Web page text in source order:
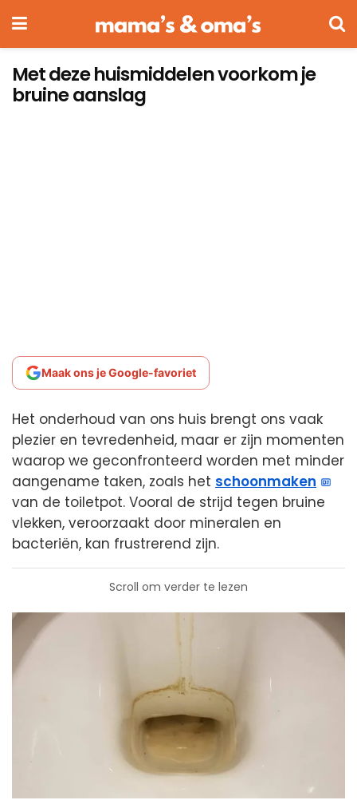
Met deze huismiddelen voorkom je
bruine aanslag
Maak ons je Google-favoriet
Het onderhoud van ons huis brengt ons vaak
plezier en tevredenheid, maar er zijn momenten
waarop we geconfronteerd worden met minder
aangename taken, zoals het schoonmaken
van de toiletpot. Vooral de strijd tegen bruine
vlekken, veroorzaakt door mineralen en
bacteriën, kan frustrerend zijn.
Scroll om verder te lezen